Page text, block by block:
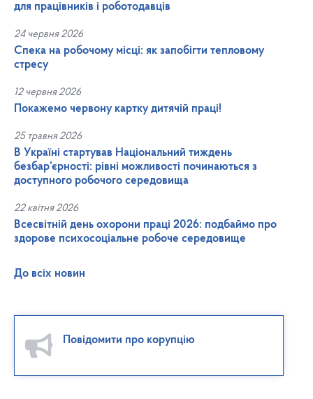
для працівників і роботодавців
24 червня 2026
Спека на робочому місці: як запобігти тепловому
стресу
12 червня 2026
Покажемо червону картку дитячій праці!
25 травня 2026
В Україні стартував Національний тиждень
безбар’єрності: рівні можливості починаються з
доступного робочого середовища
22 квітня 2026
Всесвітній день охорони праці 2026: подбаймо про
здорове психосоціальне робоче середовище
До всіх новин
Повідомити про корупцію